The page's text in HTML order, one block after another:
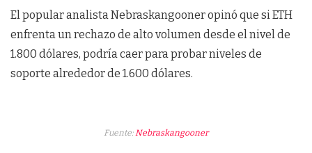
El popular analista Nebraskangooner opinó que si ETH
enfrenta un rechazo de alto volumen desde el nivel de
1.800 dólares, podría caer para probar niveles de
soporte alrededor de 1.600 dólares.
Fuente:Nebraskangooner